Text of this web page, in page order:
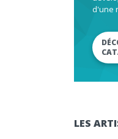
d'une
LES